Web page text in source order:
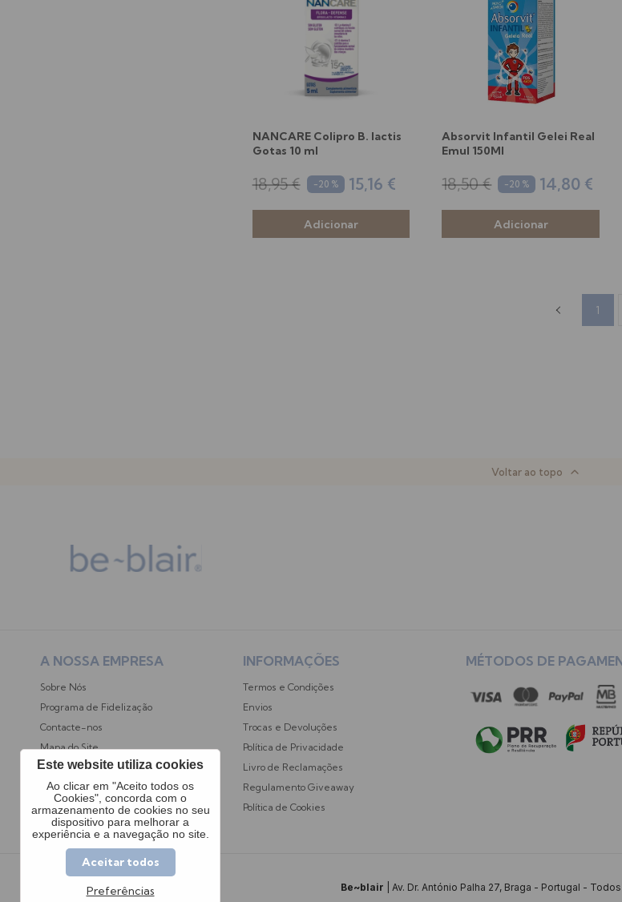
NANCARE Colipro B. lactis
Gotas 10 ml
18,95 € -20 % 15,16 €
Absorvit Infantil Gelei Real
Emul 150Ml
18,50 € -20 % 14,80 €
1
Voltar ao topo
A NOSSA EMPRESA
Sobre Nós
Programa de Fidelização
Contacte-nos
Mapa do Site
Opiniões dos Clientes
INFORMAÇÕES
Termos e Condições
Envios
Trocas e Devoluções
Política de Privacidade
Livro de Reclamações
Regulamento Giveaway
Política de Cookies
MÉTODOS DE
Be~blair | Av. Dr. António Palha 27, Braga - Portugal -
Este website utiliza cookies
Ao clicar em "Aceito todos os
Cookies", concorda com o
armazenamento de cookies no seu
dispositivo para melhorar a
experiência e a navegação no site.
Preferências
Aceitar todos